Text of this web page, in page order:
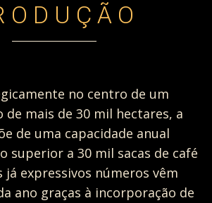
no centro de um
de mais de 30 mil hectares, a
de uma capacidade anual
superior a 30 mil sacas de café
já expressivos números vêm
ano graças à incorporação de